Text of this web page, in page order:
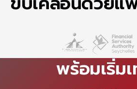
พร้อมเริ่ม